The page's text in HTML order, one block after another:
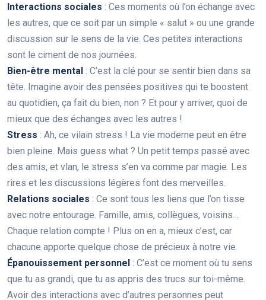
Interactions sociales : Ces moments où l’on échange avec
les autres, que ce soit par un simple « salut » ou une grande
discussion sur le sens de la vie. Ces petites interactions
sont le ciment de nos journées.
Bien-être mental : C’est la clé pour se sentir bien dans sa
tête. Imagine avoir des pensées positives qui te boostent
au quotidien, ça fait du bien, non ? Et pour y arriver, quoi de
mieux que des échanges avec les autres !
Stress : Ah, ce vilain stress ! La vie moderne peut en être
bien pleine. Mais guess what ? Un petit temps passé avec
des amis, et vlan, le stress s’en va comme par magie. Les
rires et les discussions légères font des merveilles.
Relations sociales : Ce sont tous les liens que l’on tisse
avec notre entourage. Famille, amis, collègues, voisins…
Chaque relation compte ! Plus on en a, mieux c’est, car
chacune apporte quelque chose de précieux à notre vie.
Épanouissement personnel : C’est ce moment où tu sens
que tu as grandi, que tu as appris des trucs sur toi-même.
Avoir des interactions avec d’autres personnes peut